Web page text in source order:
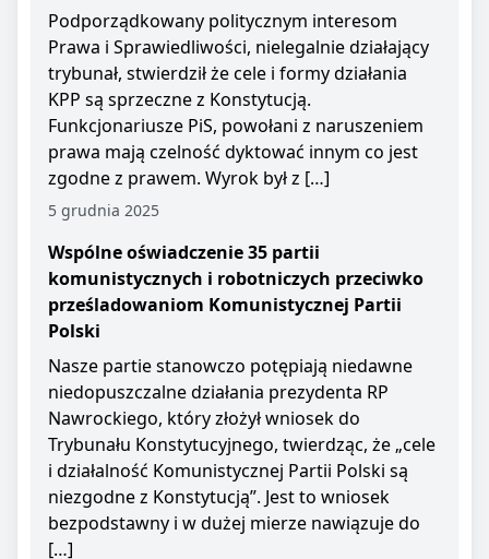
Podporządkowany politycznym interesom
Prawa i Sprawiedliwości, nielegalnie działający
trybunał, stwierdził że cele i formy działania
KPP są sprzeczne z Konstytucją.
Funkcjonariusze PiS, powołani z naruszeniem
prawa mają czelność dyktować innym co jest
zgodne z prawem. Wyrok był z […]
5 grudnia 2025
Wspólne oświadczenie 35 partii
komunistycznych i robotniczych przeciwko
prześladowaniom Komunistycznej Partii
Polski
Nasze partie stanowczo potępiają niedawne
niedopuszczalne działania prezydenta RP
Nawrockiego, który złożył wniosek do
Trybunału Konstytucyjnego, twierdząc, że „cele
i działalność Komunistycznej Partii Polski są
niezgodne z Konstytucją”. Jest to wniosek
bezpodstawny i w dużej mierze nawiązuje do
[…]